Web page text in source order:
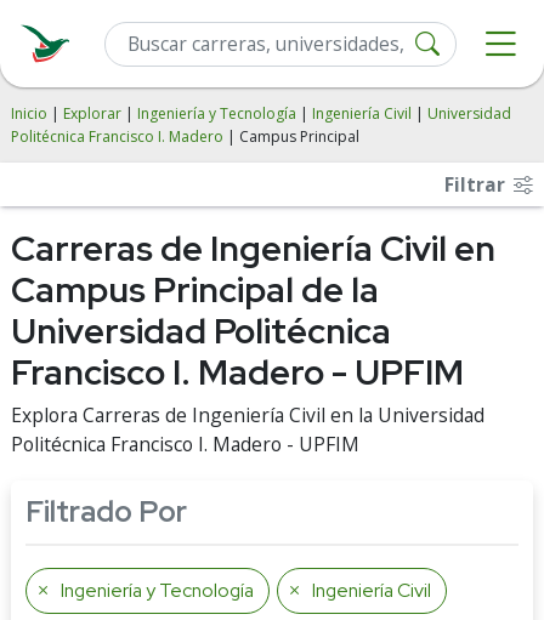
Inicio | Explorar | Ingeniería y Tecnología | Ingeniería Civil | Universidad
Politécnica Francisco I. Madero | Campus Principal
Filtrar
Carreras de Ingeniería Civil en
Campus Principal de la
Universidad Politécnica
Francisco I. Madero - UPFIM
Explora Carreras de Ingeniería Civil en la Universidad
Politécnica Francisco I. Madero - UPFIM
Filtrado Por
Ingeniería y Tecnología Ingeniería Civil